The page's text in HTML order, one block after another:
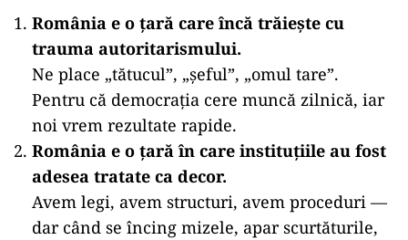
România e o țară care încă trăiește cu
trauma autoritarismului.
Ne place „tătucul”, „șeful”, „omul tare”.
Pentru că democrația cere muncă zilnică, iar
noi vrem rezultate rapide.
România e o țară în care instituțiile au fost
adesea tratate ca decor.
Avem legi, avem structuri, avem proceduri —
dar când se încing mizele, apar scurtăturile,